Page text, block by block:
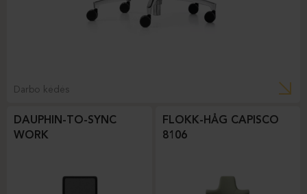
Darbo kėdės
DAUPHIN-TO-SYNC
WORK
FLOKK-HÅG CAPISCO
8106